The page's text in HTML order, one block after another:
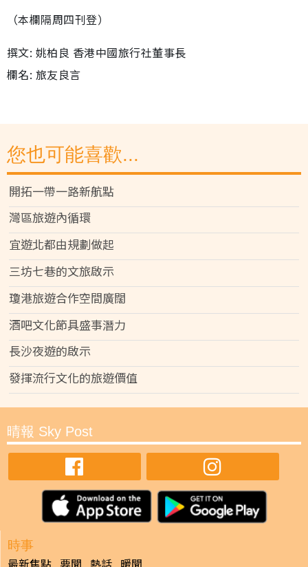
（本欄隔周四刊登）
撰文: 姚柏良 香港中國旅行社董事長
欄名: 旅友良言
您也可能喜歡...
開拓一帶一路新航點
灣區旅遊內循環
宜遊北都由規劃做起
三坊七巷的文旅啟示
瓊港旅遊合作空間廣闊
酒吧文化節具盛事潛力
長沙夜遊的啟示
發揮流行文化的旅遊價值
晴報 Sky Post
時事
最新焦點 要聞 熱話 暖聞